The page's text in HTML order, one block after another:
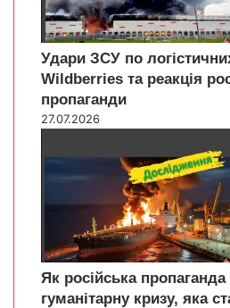
Удари ЗСУ по
Wildberries та реакція
пропаганди
27.07.2026
Як російська
гуманітарну кризу, яка